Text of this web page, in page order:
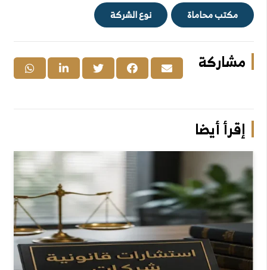
مكتب محاماة
نوع الشركة
مشاركة
إقرأ أيضا